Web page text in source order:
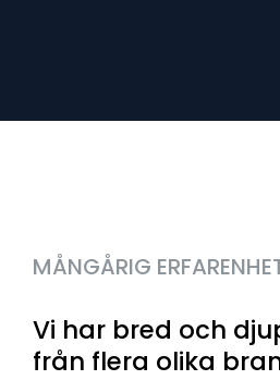
MÅNGÅRIG
Vi har bred och
från flera olika